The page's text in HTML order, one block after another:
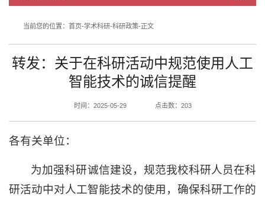
当前您的位置： 首页-学术科研-科研政策-正文
转发：关于在科研活动中规范使用人工
智能技术的诚信提醒
时间：2025-05-29 点击数： 203
各有关单位：
为加强科研诚信建设，规范我校科研人员在科
研活动中对人工智能技术的使用，确保科研工作的